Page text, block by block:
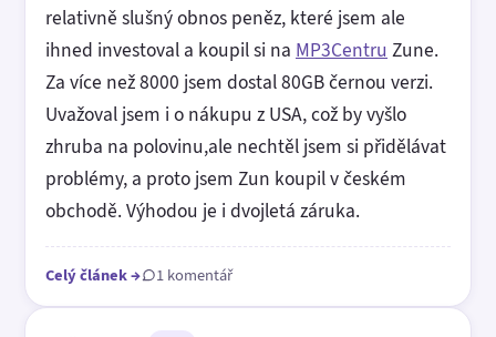
relativně slušný obnos peněz, které jsem ale
ihned investoval a koupil si na MP3Centru Zune.
Za více než 8000 jsem dostal 80GB černou verzi.
Uvažoval jsem i o nákupu z USA, což by vyšlo
zhruba na polovinu,ale nechtěl jsem si přidělávat
problémy, a proto jsem Zun koupil v českém
obchodě. Výhodou je i dvojletá záruka.
Celý článek→ 1 komentář